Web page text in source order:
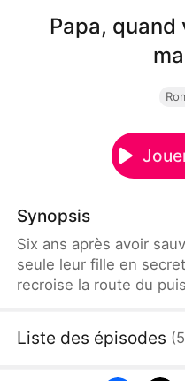
Papa,
Synopsis
Six ans après avoir
seule leur fille en
recroise la route du
Mais une allergie
vérité...
Liste des épisodes (